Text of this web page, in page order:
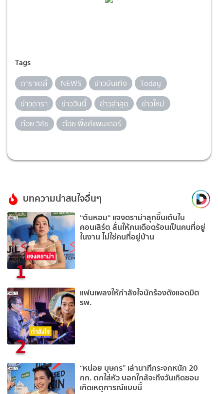
Tags
ดาราเดลี่ NEWS ข่าวบันเทิง
Today
ข่าวดารา
ข่าววันนี้ ข่าวล่าสุด
ข่าวใหม่
ต๋อย วิชัย
ต๋อย พิ้งค์แพนเตอร์
บทความน่าสนใจอื่นๆ
1
“ต้นหอม“ แจงดราม่าลุกขึ้นเต้นใน
คอนเสิร์ต ลั่นให้คนเดือดร้อนเป็นคนที่อยู่
ในงาน ไม่ใช่คนที่อยู่บ้าน
2
แฟนเพลงให้กำลังใจนักร้องดังแอดมิต
รพ.
“หน่อย บุษกร” เล่านาทีกระจกหนัก 20
กก. ตกใส่หัว บอกใกล้จะถึงวันเกิดชอบ
เกิดเหตุการณ์แบบนี้